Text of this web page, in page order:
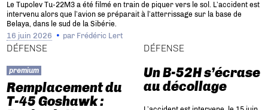
Le Tupolev Tu-22M3 a été filmé en train de piquer vers le sol. L’accident est
intervenu alors que l’avion se préparait à l’atterrissage sur la base de
Belaya, dans le sud de la Sibérie.
16 juin 2026 par Frédéric Lert
DÉFENSE
premium
Remplacement du
T-45 Goshawk :
DÉFENSE
Un B-52H s’écrase
au décollage